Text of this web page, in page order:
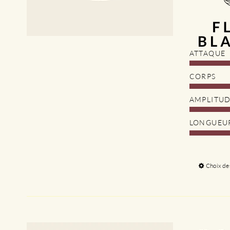
ATTAQUE
CORPS
Choix